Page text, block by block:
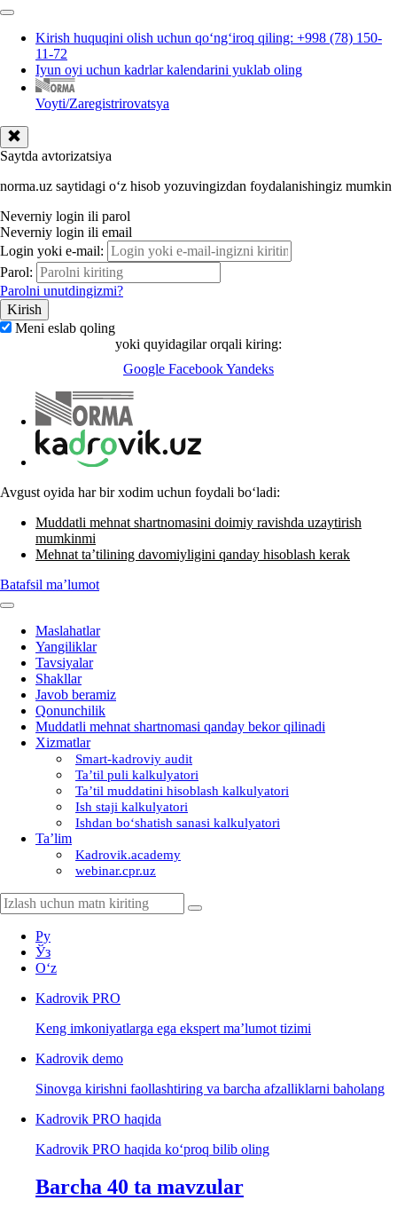
Kirish huquqini olish uchun qoʻngʻiroq qiling: +998 (78) 150-
11-72
Iyun oyi uchun kadrlar kalendarini yuklab oling
Voyti/Zaregistrirovatsya
Saytda avtorizatsiya
norma.uz saytidagi oʻz hisob yozuvingizdan foydalanishingiz mumkin
Neverniy login ili parol
Neverniy login ili email
Login yoki e-mail:
Parol:
Parolni unutdingizmi?
Meni eslab qoling
yoki quyidagilar orqali kiring:
Google FacebookYandeks
Avgust oyida har bir хodim uchun foydali boʻladi:
Muddatli mehnat shartnomasini doimiy ravishda uzaytirish
mumkinmi
Mehnat ta’tilining davomiyligini qanday hisoblash kerak
Batafsil ma’lumot
Maslahatlar
Yangiliklar
Tavsiyalar
Shakllar
Javob beramiz
Qonunchilik
Muddatli mehnat shartnomasi qanday bekor qilinadi
Xizmatlar
Smart-kadroviy audit
Ta’til puli kalkulyatori
Ta’til muddatini hisoblash kalkulyatori
Ish staji kalkulyatori
Ishdan boʻshatish sanasi kalkulyatori
Ta’lim
Kadrovik.academy
webinar.cpr.uz
Ру
Ўз
Oʻz
Kadrovik PRO
Keng imkoniyatlarga ega ekspert ma’lumot tizimi
Kadrovik demo
Sinovga kirishni faollashtiring va barcha afzalliklarni baholang
Kadrovik PRO haqida
Kadrovik PRO haqida koʻproq bilib oling
Barcha 40 ta mavzular